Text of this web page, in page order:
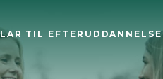
TIL EFTERUDDANNELSE